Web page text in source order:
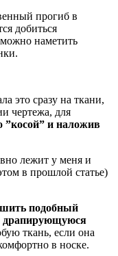
прогиб в
добиться
наметить
это сразу на ткани,
чертежа, для
”косой” и наложив
лежит у меня и
в прошлой статье)
подобный
драпирующуюся
ткань, если она
в носке.